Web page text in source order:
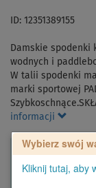
ID: 12351389155
Damskie spodenki
wodnych i
W talii spodenki
marki sportowej
informacji
Wybierz swój
Kliknij tutaj, aby